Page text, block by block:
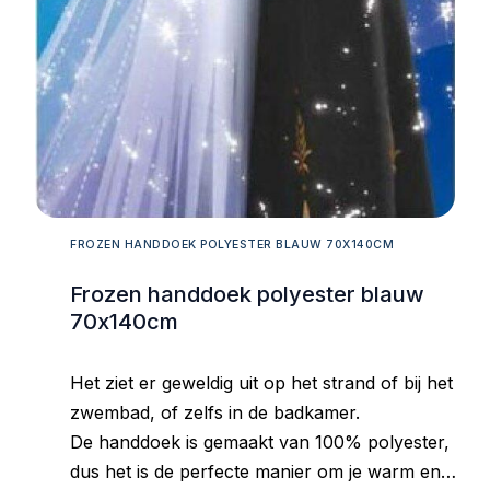
FROZEN HANDDOEK POLYESTER BLAUW 70X140CM
Frozen handdoek polyester blauw
70x140cm
Het ziet er geweldig uit op het strand of bij het
zwembad, of zelfs in de badkamer.
De handdoek is gemaakt van 100% polyester,
dus het is de perfecte manier om je warm en